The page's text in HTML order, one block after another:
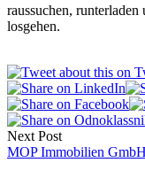
raussuchen, runterladen
losgehen.
Next Post
MOP Immobilien